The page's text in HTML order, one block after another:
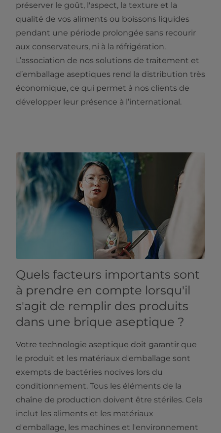
préserver le goût, l'aspect, la texture et la
qualité de vos aliments ou boissons liquides
pendant une période prolongée sans recourir
aux conservateurs, ni à la réfrigération.
L’association de nos solutions de traitement et
d’emballage aseptiques rend la distribution très
économique, ce qui permet à nos clients de
développer leur présence à l’international.
Quels facteurs importants sont
à prendre en compte lorsqu'il
s'agit de remplir des produits
dans une brique aseptique ?
Votre technologie aseptique doit garantir que
le produit et les matériaux d'emballage sont
exempts de bactéries nocives lors du
conditionnement. Tous les éléments de la
chaîne de production doivent être stériles. Cela
inclut les aliments et les matériaux
d'emballage, les machines et l'environnement